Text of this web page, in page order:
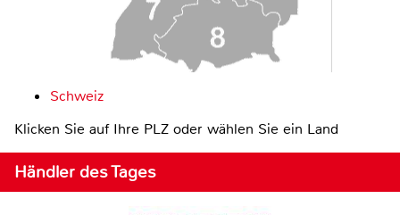
Schweiz
Klicken Sie auf Ihre PLZ oder wählen Sie ein Land
Händler des Tages